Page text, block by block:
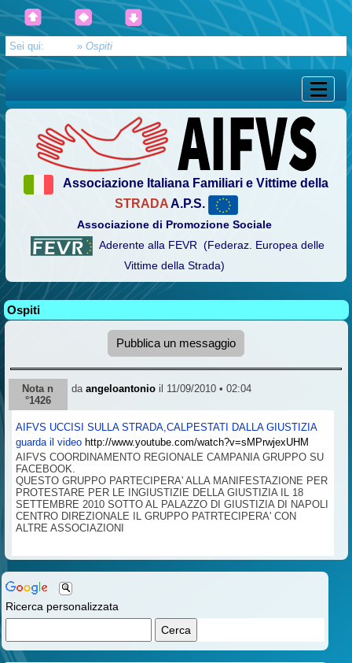
Sei qui: » Ospiti
Associazione Italiana Familiari e Vittime della
STRADAA.P.S.
Associazione di Promozione Sociale
Aderente alla FEVR (Federaz. Europea delle
Vittime della Strada)
Ricerca personalizzata
Ospiti
Pubblica un messaggio
Nota n
°1426
da angeloantonio il 11/09/2010 • 02:04
AIFVS UCCISI SULLA STRADA,CALPESTATI DALLA GIUSTIZIA
guarda il video http://www.youtube.com/watch?v=sMPrwjexUHM
AIFVS COORDINAMENTO REGIONALE CAMPANIA GRUPPO SU
FACEBOOK.
QUESTO GRUPPO PARTECIPERA' ALLA MANIFESTAZIONE PER
PROTESTARE PER LE INGIUSTIZIE DELLA GIUSTIZIA IL 18
SETTEMBRE 2010 SOTTO AL PALAZZO DI GIUSTIZIA DI NAPOLI
CENTRO DIREZIONALE IL GRUPPO PATRTECIPERA' CON
ALTRE ASSOCIAZIONI